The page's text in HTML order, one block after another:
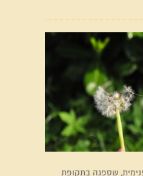
פנימית, שספגה בתקופת